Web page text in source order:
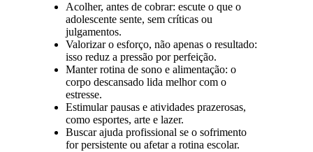
Acolher, antes de cobrar: escute o que o
adolescente sente, sem críticas ou
julgamentos.
Valorizar o esforço, não apenas o resultado:
isso reduz a pressão por perfeição.
Manter rotina de sono e alimentação: o
corpo descansado lida melhor com o
estresse.
Estimular pausas e atividades prazerosas,
como esportes, arte e lazer.
Buscar ajuda profissional se o sofrimento
for persistente ou afetar a rotina escolar.